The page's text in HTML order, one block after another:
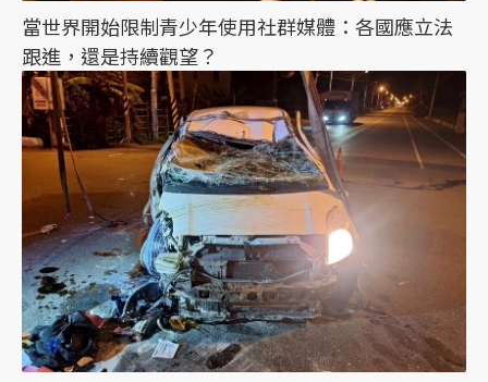
當世界開始限制青少年使用社群媒體：各國應立法
跟進，還是持續觀望？